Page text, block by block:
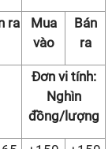
ra
Mua
vào
Bán
ra
Đơn vi tính:
Nghìn
đồng/lượng